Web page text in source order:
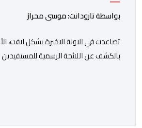
بواسطة تارودانت: موسى محراز
تصاعدت في الاونة الاخيرة بشكل لافت،
بالكشف عن اللائحة الرسمية